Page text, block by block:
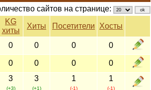
сайтов на странице:
KG
хиты
Хиты Посетители Хосты
0 0 0 0
0 0 0 0
3
(+3)
3
(+1)
1
(-1)
1
(-1)